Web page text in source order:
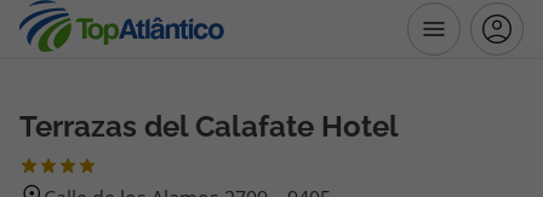
Destinos
Terrazas del Calafate Hotel